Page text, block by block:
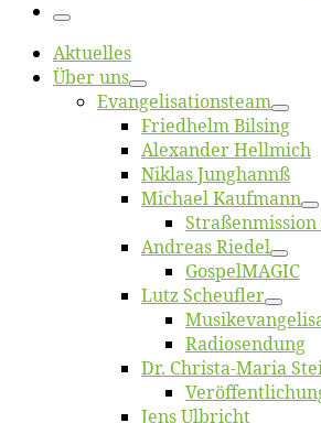
Menü
Ak­tu­el­les
Über uns
Evangelisa­tions­team
Fried­helm Bilsing
Alex­an­der Hellmich
Ni­klas Junghannß
Mi­cha­el Kaufmann
An­dre­as Riedel
Gos­pel­MA­GIC
Lutz Scheuf­ler
Ra­dio­sen­dung
Dr. Chris­­ta-Ma­ria
Jens Ulb­richt